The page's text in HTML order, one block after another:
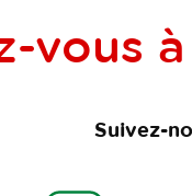
vous
Suivez-